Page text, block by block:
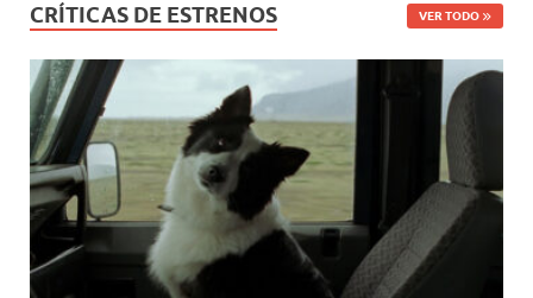
CRÍTICAS DE ESTRENOS VER TODO